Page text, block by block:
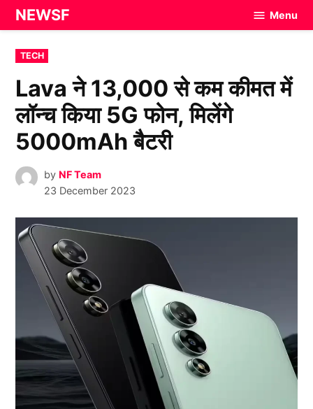
Skip
to
content
NEWSF Menu
POSTED
IN
TECH
Lava ने 13,000 से कम कीमत में
लॉन्च किया 5G फोन, मिलेंगे
5000mAh बैटरी
by NF Team
23 December 2023